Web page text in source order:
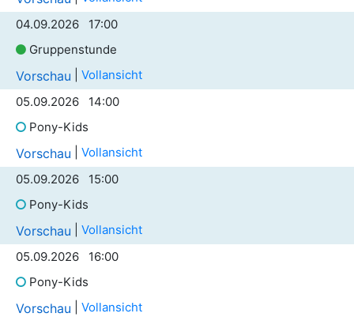
04.09.2026 17:00
Gruppenstunde
Vorschau
Vollansicht
05.09.2026 14:00
Pony-Kids
Vorschau
Vollansicht
05.09.2026 15:00
Pony-Kids
Vorschau
Vollansicht
05.09.2026 16:00
Pony-Kids
Vorschau
Vollansicht